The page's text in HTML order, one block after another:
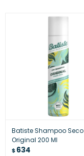
Batiste Shampoo Seco
Original 200 Ml
$634